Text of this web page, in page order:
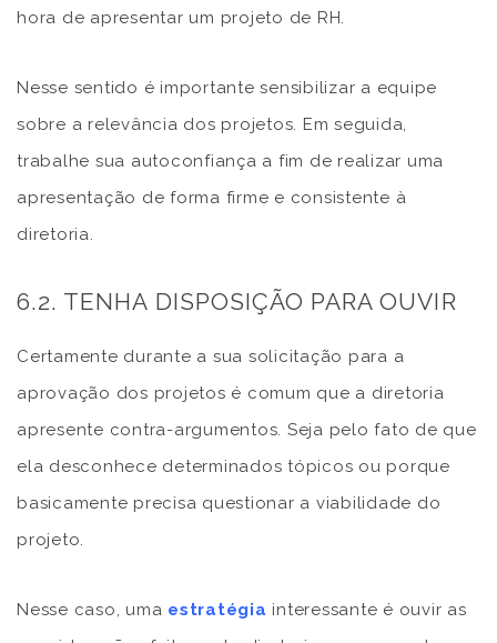
hora de apresentar um projeto de RH.
Nesse sentido é importante sensibilizar a equipe
sobre a relevância dos projetos. Em seguida,
trabalhe sua autoconfiança a fim de realizar uma
apresentação de forma firme e consistente à
diretoria.
6.2. TENHA DISPOSIÇÃO PARA OUVIR
Certamente durante a sua solicitação para a
aprovação dos projetos é comum que a diretoria
apresente contra-argumentos. Seja pelo fato de que
ela desconhece determinados tópicos ou porque
basicamente precisa questionar a viabilidade do
projeto.
Nesse caso, uma estratégia interessante é ouvir as